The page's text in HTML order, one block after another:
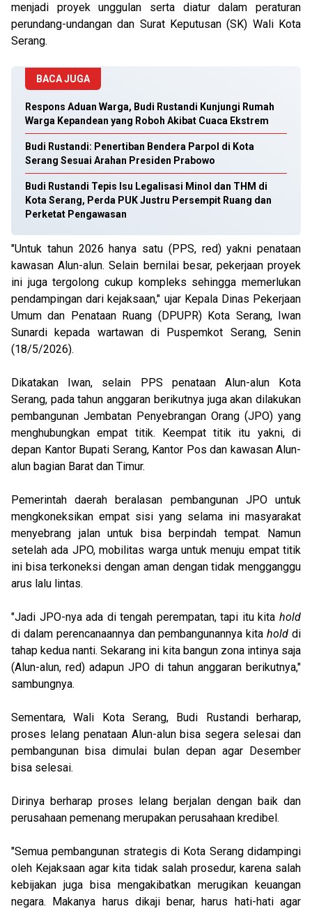
menjadi proyek unggulan serta diatur dalam peraturan
perundang-undangan dan Surat Keputusan (SK) Wali Kota
Serang.
BACA JUGA
Respons Aduan Warga, Budi Rustandi Kunjungi Rumah
Warga Kepandean yang Roboh Akibat Cuaca Ekstrem
Budi Rustandi: Penertiban Bendera Parpol di Kota
Serang Sesuai Arahan Presiden Prabowo
Budi Rustandi Tepis Isu Legalisasi Minol dan THM di
Kota Serang, Perda PUK Justru Persempit Ruang dan
Perketat Pengawasan
"Untuk tahun 2026 hanya satu (PPS, red) yakni penataan
kawasan Alun-alun. Selain bernilai besar, pekerjaan proyek
ini juga tergolong cukup kompleks sehingga memerlukan
pendampingan dari kejaksaan," ujar Kepala Dinas Pekerjaan
Umum dan Penataan Ruang (DPUPR) Kota Serang, Iwan
Sunardi kepada wartawan di Puspemkot Serang, Senin
(18/5/2026).
Dikatakan Iwan, selain PPS penataan Alun-alun Kota
Serang, pada tahun anggaran berikutnya juga akan dilakukan
pembangunan Jembatan Penyebrangan Orang (JPO) yang
menghubungkan empat titik. Keempat titik itu yakni, di
depan Kantor Bupati Serang, Kantor Pos dan kawasan Alun-
alun bagian Barat dan Timur.
Pemerintah daerah beralasan pembangunan JPO untuk
mengkoneksikan empat sisi yang selama ini masyarakat
menyebrang jalan untuk bisa berpindah tempat. Namun
setelah ada JPO, mobilitas warga untuk menuju empat titik
ini bisa terkoneksi dengan aman dengan tidak mengganggu
arus lalu lintas.
"Jadi JPO-nya ada di tengah perempatan, tapi itu kita hold
di dalam perencanaannya dan pembangunannya kitahold di
tahap kedua nanti. Sekarang ini kita bangun zona intinya saja
(Alun-alun, red) adapun JPO di tahun anggaran berikutnya,"
sambungnya.
Sementara, Wali Kota Serang, Budi Rustandi berharap,
proses lelang penataan Alun-alun bisa segera selesai dan
pembangunan bisa dimulai bulan depan agar Desember
bisa selesai.
Dirinya berharap proses lelang berjalan dengan baik dan
perusahaan pemenang merupakan perusahaan kredibel.
"Semua pembangunan strategis di Kota Serang didampingi
oleh Kejaksaan agar kita tidak salah prosedur, karena salah
kebijakan juga bisa mengakibatkan merugikan keuangan
negara. Makanya harus dikaji benar, harus hati-hati agar